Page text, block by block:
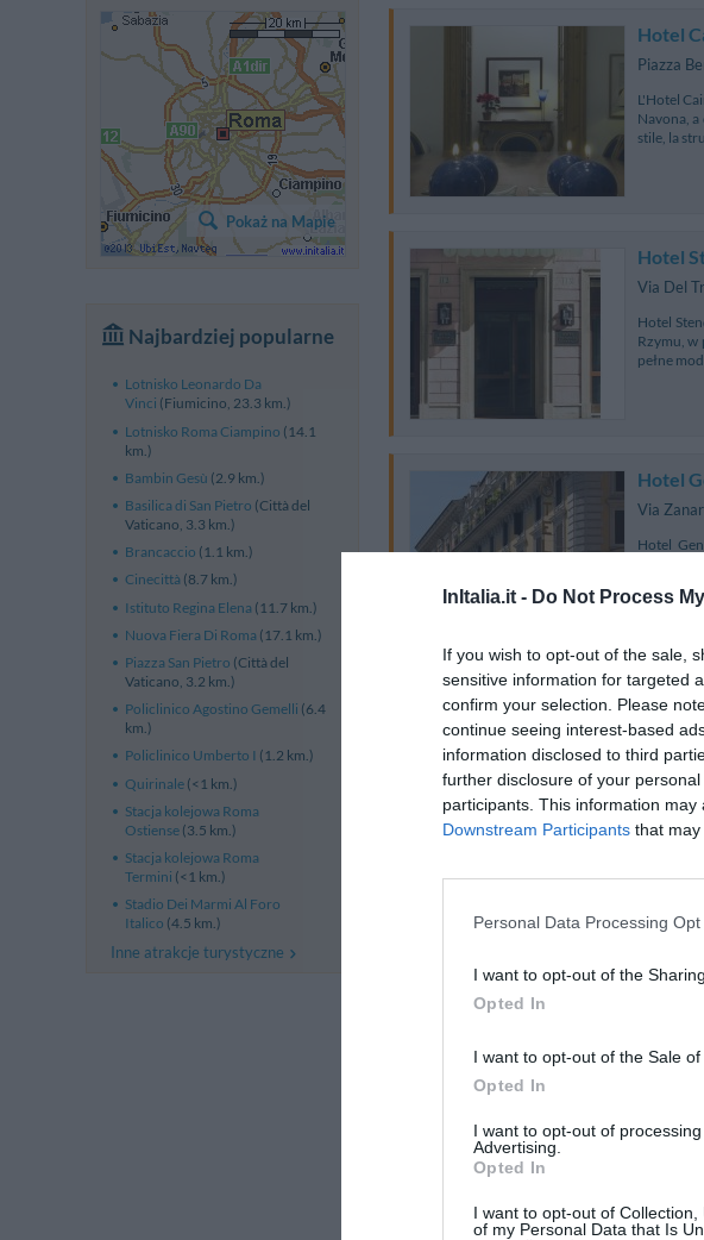
InItalia.it - Do Not Process
If you wish to opt-out of the sale,
sensitive information for targeted
confirm your selection. Please
continue seeing interest-based
information disclosed to third
further disclosure of your
participants. This information
Downstream Participants that may
Personal Data Processing
I want to opt-out of the
Opted In
I want to opt-out of the Sale of
Opted In
I want to opt-out of
Advertising.
Opted In
I want to opt-out of
of my Personal Data that Is
Hotel
Piazza
L'Hotel
Navona,
stile, la
Hotel
Via Del
Hotel
Rzymu, w
pełne
Hotel
Via
Hotel
Antica
Via Dei
Hotel
Panteonu
Hotel
Hotel
Piazza
Hotel
Hotel Alpi
away
Pokaż na Mapie
Najbardziej popularne
Lotnisko Leonardo Da
Vinci (Fiumicino, 23.3 km.)
Lotnisko Roma Ciampino (14.1
km.)
Bambin Gesù (2.9 km.)
Basilica di San Pietro (Città del
Vaticano, 3.3 km.)
Brancaccio (1.1 km.)
Cinecittà (8.7 km.)
Istituto Regina Elena (11.7 km.)
Nuova Fiera Di Roma (17.1 km.)
Piazza San Pietro (Città del
Vaticano, 3.2 km.)
Policlinico Agostino Gemelli (6.4
km.)
Policlinico Umberto I (1.2 km.)
Quirinale (<1 km.)
Stacja kolejowa Roma
Ostiense (3.5 km.)
Stacja kolejowa Roma
Termini (<1 km.)
Stadio Dei Marmi Al Foro
Italico (4.5 km.)
Inne atrakcje turystyczne